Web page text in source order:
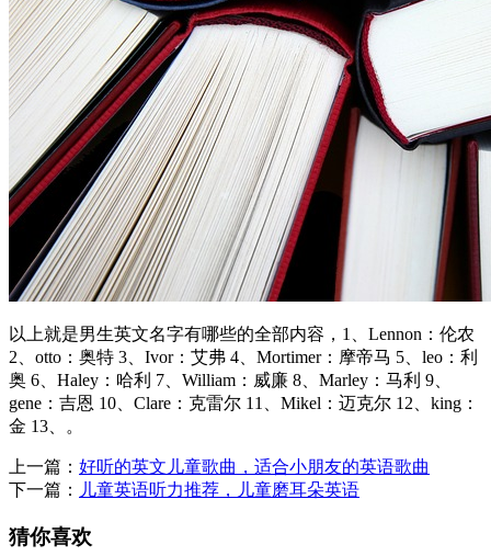
以上就是男生英文名字有哪些的全部内容，1、Lennon：伦农
2、otto：奥特 3、Ivor：艾弗 4、Mortimer：摩帝马 5、leo：利
奥 6、Haley：哈利 7、William：威廉 8、Marley：马利 9、
gene：吉恩 10、Clare：克雷尔 11、Mikel：迈克尔 12、king：
金 13、。
上一篇： 好听的英文儿童歌曲，适合小朋友的英语歌曲
下一篇：
儿童英语听力推荐，儿童磨耳朵英语
猜你喜欢